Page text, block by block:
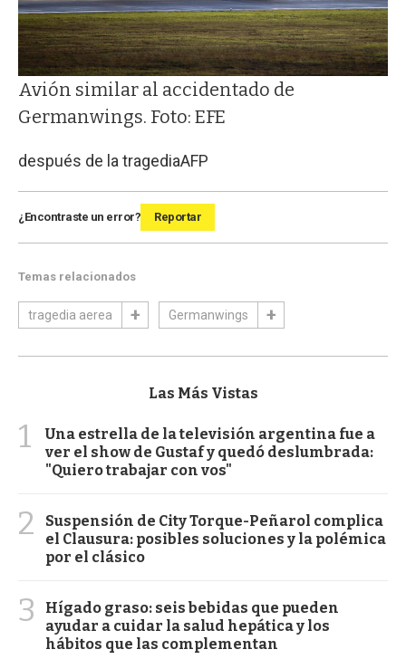
Avión similar al accidentado de
Germanwings. Foto: EFE
después de la tragediaAFP
¿Encontraste un error? Reportar
Temas relacionados
tragedia aerea Germanwings
Las Más Vistas
1
Una estrella de la televisión argentina fue a
ver el show de Gustaf y quedó deslumbrada:
"Quiero trabajar con vos"
2
Suspensión de City Torque-Peñarol complica
el Clausura: posibles soluciones y la polémica
por el clásico
3
Hígado graso: seis bebidas que pueden
ayudar a cuidar la salud hepática y los
hábitos que las complementan